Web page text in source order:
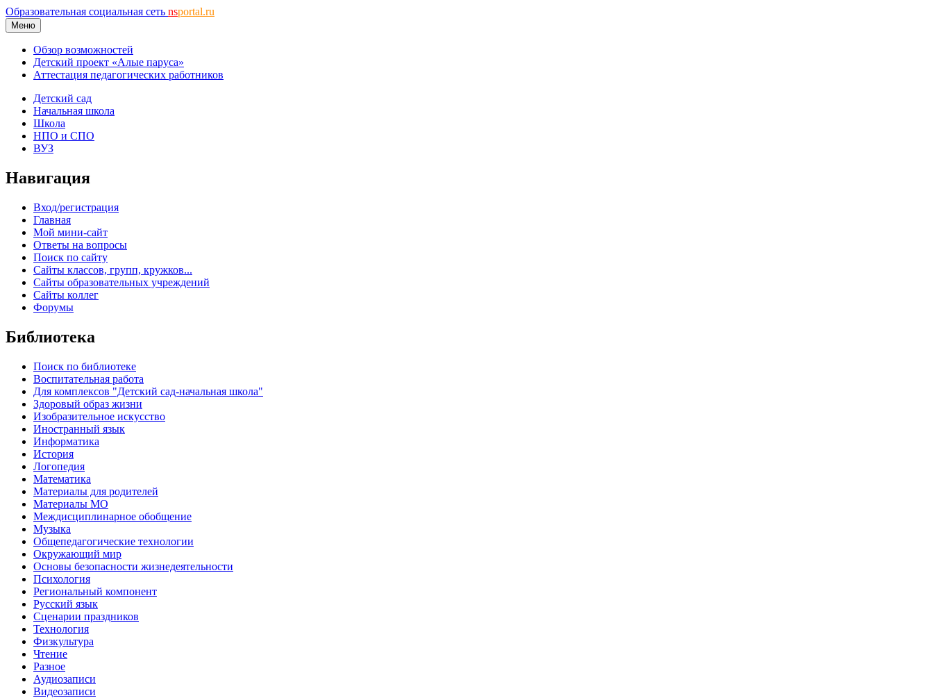
Образовательная социальная сеть nsportal.ru
Меню
Обзор возможностей
Детский проект «Алые паруса»
Аттестация педагогических работников
Детский сад
Начальная школа
Школа
НПО и СПО
ВУЗ
Навигация
Вход/регистрация
Главная
Мой мини-сайт
Ответы на вопросы
Поиск по сайту
Сайты классов, групп, кружков...
Сайты образовательных учреждений
Сайты коллег
Форумы
Библиотека
Поиск по библиотеке
Воспитательная работа
Для комплексов "Детский сад-начальная школа"
Здоровый образ жизни
Изобразительное искусство
Иностранный язык
Информатика
История
Логопедия
Математика
Материалы для родителей
Материалы МО
Междисциплинарное обобщение
Музыка
Общепедагогические технологии
Окружающий мир
Основы безопасности жизнедеятельности
Психология
Региональный компонент
Русский язык
Сценарии праздников
Технология
Физкультура
Чтение
Разное
Аудиозаписи
Видеозаписи